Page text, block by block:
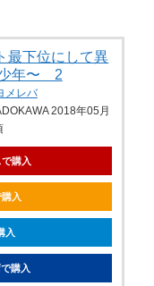
下位にして異
年〜 2
メレバ
2018年05月
購入
入
入
購入